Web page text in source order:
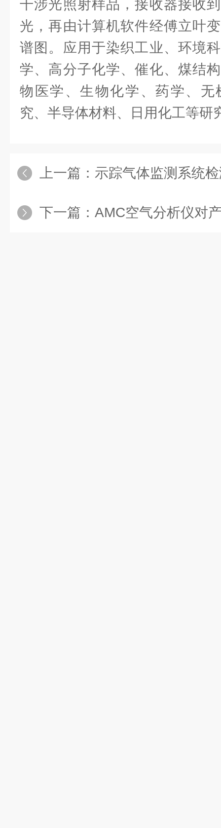
干涉光照射样品，接收器接收
光，再由计算机软件经傅立叶
谱图。应用于染织工业、环境
学、高分子化学、催化、煤结
物医学、生物化学、药学、无
究、半导体材料、日用化工等研
上一篇： 示踪气体监测系统检
下一篇： AMC空气分析仪对产